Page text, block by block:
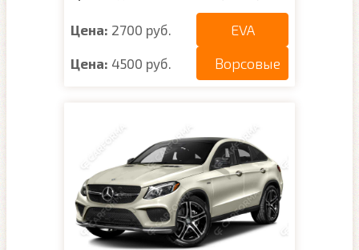
Цена: 2700 руб. EVA
Цена: 4500 руб. Ворсовые